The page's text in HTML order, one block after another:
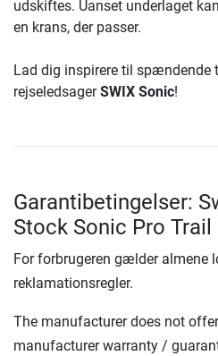
udskiftes. Uanset underlaget
en krans, der passer.
Lad dig inspirere til spændende
rejseledsagerSWIX Sonic!
Garantibetingelser:
Stock Sonic Pro Trail
For forbrugeren gælder almene
reklamationsregler.
The manufacturer does not
manufacturer warranty /